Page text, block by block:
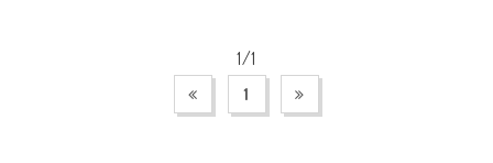
1/1
1